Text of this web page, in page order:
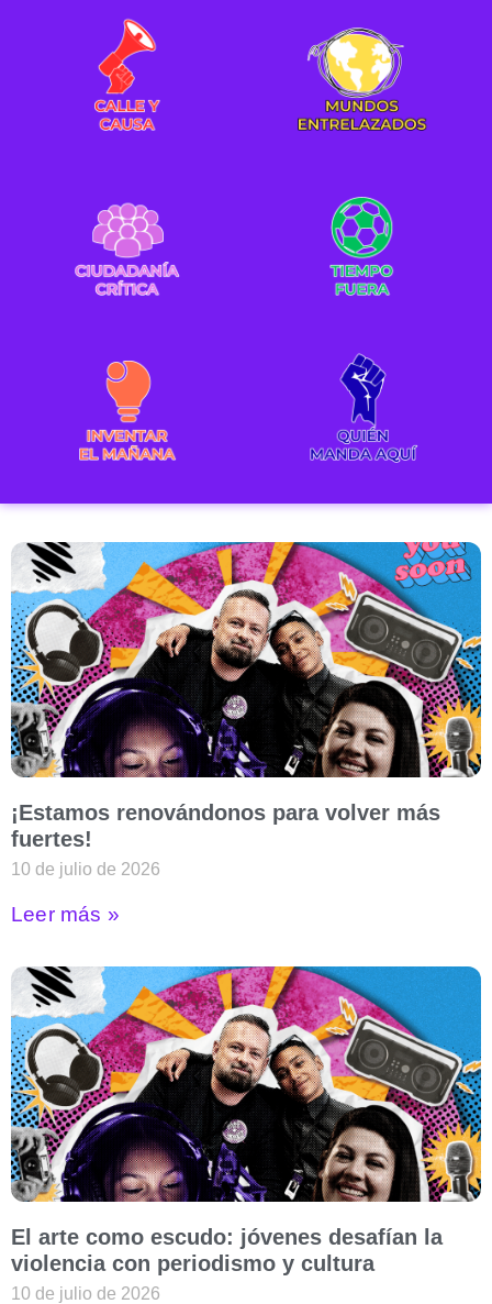
¡Estamos renovándonos para volver más
fuertes!
10 de julio de 2026
Leer más »
El arte como escudo: jóvenes desafían la
violencia con periodismo y cultura
10 de julio de 2026